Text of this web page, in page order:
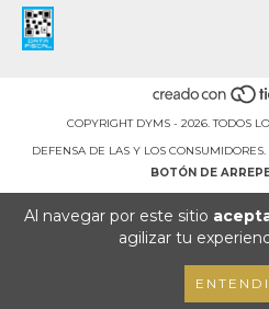
Al navegar por este sitio
agilizar tu
COPYRIGHT DYMS - 2026. TODOS
DEFENSA DE LAS Y LOS
BOTÓN DE